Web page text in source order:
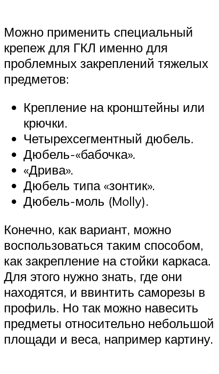
Можно применить специальный
крепеж для ГКЛ именно для
проблемных закреплений тяжелых
предметов:
Крепление на кронштейны или
крючки.
Четырехсегментный дюбель.
Дюбель-«бабочка».
«Дрива».
Дюбель типа «зонтик».
Дюбель-моль (Molly).
Конечно, как вариант, можно
воспользоваться таким способом,
как закрепление на стойки каркаса.
Для этого нужно знать, где они
находятся, и ввинтить саморезы в
профиль. Но так можно навесить
предметы относительно небольшой
площади и веса, например картину.